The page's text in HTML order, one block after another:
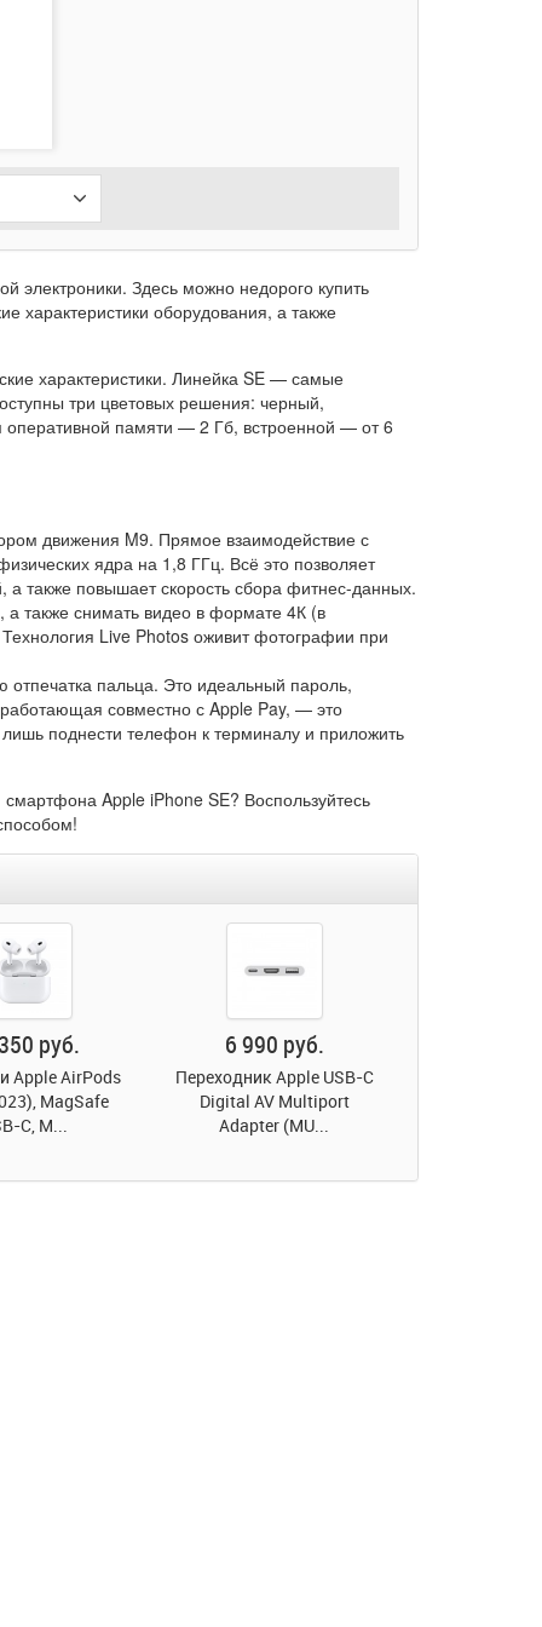
электроники. Здесь можно недорого купить
характеристики оборудования, а также
характеристики. Линейка SE — самые
три цветовых решения: черный,
памяти — 2 Гб, встроенной — от 6
движения M9. Прямое взаимодействие с
ядра на 1,8 ГГц. Всё это позволяет
также повышает скорость сбора фитнес-данных.
также снимать видео в формате 4К (в
Live Photos оживит фотографии при
пальца. Это идеальный пароль,
совместно с Apple Pay, — это
поднести телефон к терминалу и приложить
Apple iPhone SE? Воспользуйтесь
руб.
Apple AirPods
MagSafe
C, M...
6 990 руб.
Переходник Apple USB-C
Digital AV Multiport
Adapter (MU...